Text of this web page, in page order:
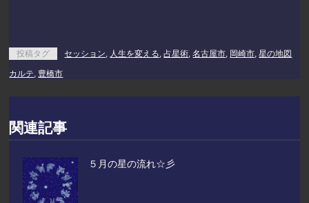
投稿タグ セッション, 人生を変える,占星術,名古屋市, 岡崎市,星の地図
カルテ, 豊橋市
関連記事
５月の星の流れ☆彡